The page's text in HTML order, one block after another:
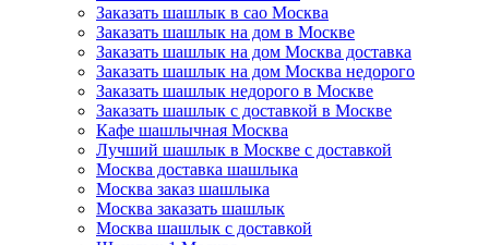
Заказать шашлык в сао Москва
Заказать шашлык на дом в Москве
Заказать шашлык на дом Москва доставка
Заказать шашлык на дом Москва недорого
Заказать шашлык недорого в Москве
Заказать шашлык с доставкой в Москве
Кафе шашлычная Москва
Лучший шашлык в Москве с доставкой
Москва доставка шашлыка
Москва заказ шашлыка
Москва заказать шашлык
Москва шашлык с доставкой